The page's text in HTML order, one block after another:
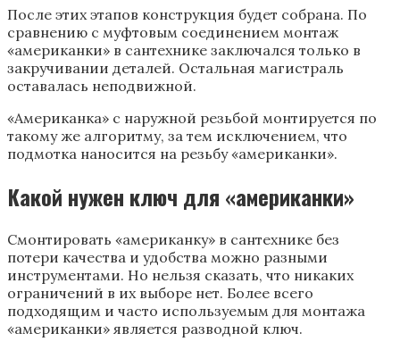
После этих этапов конструкция будет собрана. По
сравнению с муфтовым соединением монтаж
«американки» в сантехнике заключался только в
закручивании деталей. Остальная магистраль
оставалась неподвижной.
«Американка» с наружной резьбой монтируется по
такому же алгоритму, за тем исключением, что
подмотка наносится на резьбу «американки».
Какой нужен ключ для «американки»
Смонтировать «американку» в сантехнике без
потери качества и удобства можно разными
инструментами. Но нельзя сказать, что никаких
ограничений в их выборе нет. Более всего
подходящим и часто используемым для монтажа
«американки» является разводной ключ.